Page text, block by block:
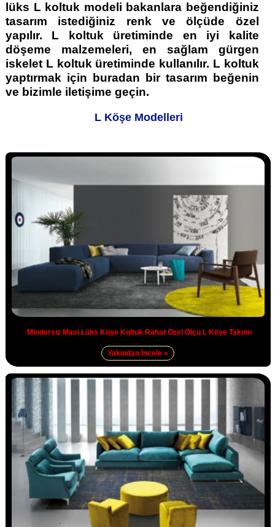
lüks L koltuk modeli bakanlara beğendiğiniz
tasarım istediğiniz renk ve ölçüde özel
yapılır. L koltuk üretiminde en iyi kalite
döşeme malzemeleri, en sağlam gürgen
iskelet L koltuk üretiminde kullanılır. L koltuk
yaptırmak için buradan bir tasarım beğenin
ve bizimle iletişime geçin.
L Köşe Modelleri
Mindersiz Mavi Lüks Köşe Koltuk Rahat Özel Ölçü L Köşe Takımı
Yakından İncele »